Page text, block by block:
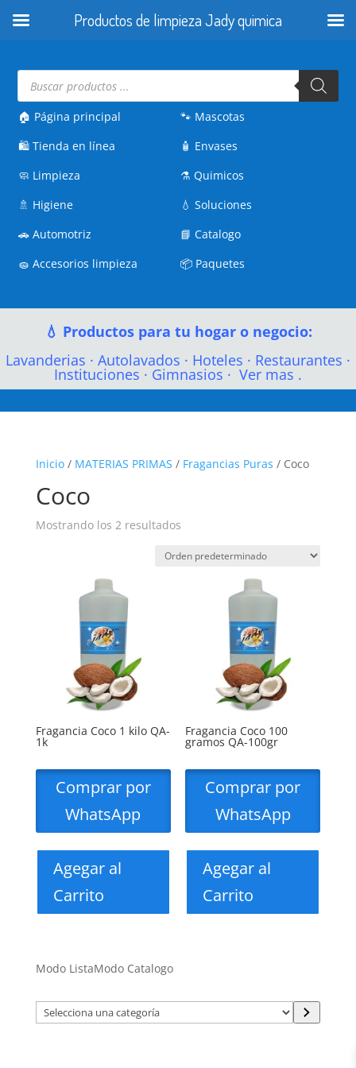
Búsqueda
productos
🏠 Página principal
🛍️Tienda en línea
🧼 Limpieza
🚿 Higiene
🚗Automotriz
🧽Accesorios limpieza
🐾 Mascotas
🧴 Envases
⚗️Quimicos
💧Soluciones
📘Catalogo
📦 Paquetes
💧 Productos para tu hogar o negocio:
Lavanderias · Autolavados · Hoteles · Restaurantes ·
Instituciones · Gimnasios · Ver mas .
Inicio/ MATERIAS PRIMAS / Fragancias Puras / Coco
Coco
Mostrando los 2 resultados
Fragancia Coco 1 kilo QA-
1k
Comprar por
WhatsApp
Agegar al
Carrito
Fragancia Coco 100
gramos QA-100gr
Comprar por
WhatsApp
Agegar al
Carrito
Modo ListaModo Catalogo
Selecciona
una
Productos de limpieza Jady quimica